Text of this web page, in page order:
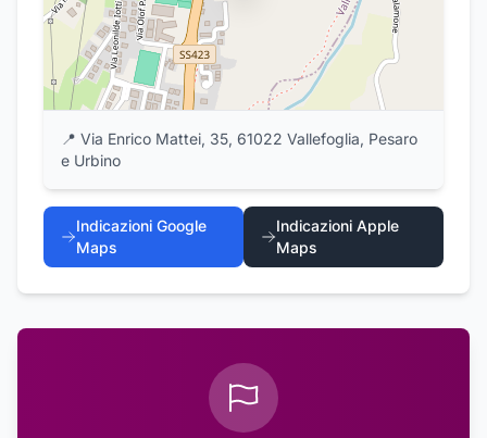
📍 Via Enrico Mattei, 35, 61022 Vallefoglia, Pesaro
e Urbino
Indicazioni Google
Maps
Indicazioni Apple
Maps